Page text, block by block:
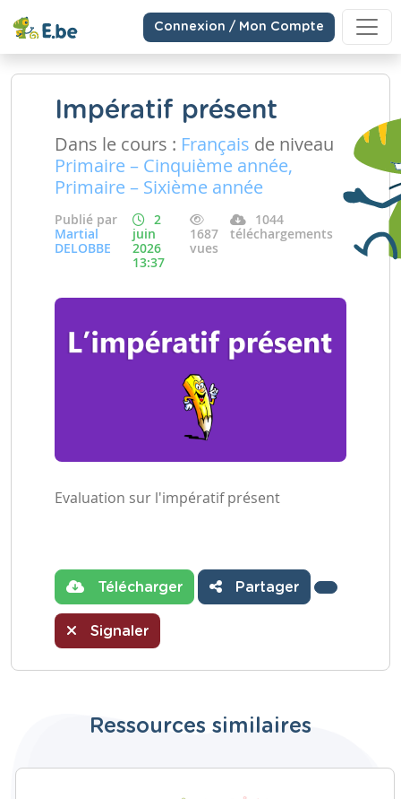
Connexion / Mon Compte
Impératif présent
Dans le cours : Français de niveau
Primaire – Cinquième année,
Primaire – Sixième année
Publié par
Martial
DELOBBE
2
juin
2026
13:37
1687
vues
1044
téléchargements
Evaluation sur l'impératif présent
Télécharger Partager
Signaler
Ressources similaires